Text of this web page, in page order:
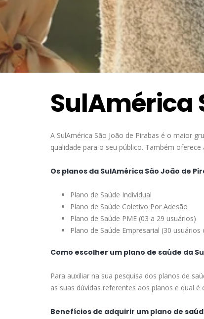
SulAmérica
A SulAmérica São João de Pirabas é o maior
qualidade para o seu público. Também
Os planos da SulAmérica São João de
Plano de Saúde Individual
Plano de Saúde Coletivo Por Adesão
Plano de Saúde PME (03 a 29 usuários)
Plano de Saúde Empresarial (30 usuários
Como escolher um plano de saúde da
Para auxiliar na sua pesquisa dos planos de
as suas dúvidas referentes aos planos e qual
Benefícios de adquirir um plano de